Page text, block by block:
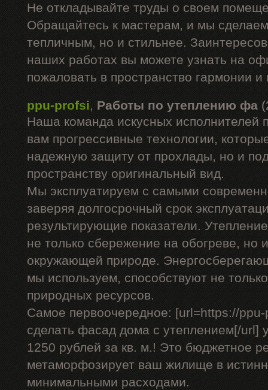
Не откладывайте труды о своем
Обращайтесь к мастерам, и мы
тепличным, но и стильнее.
наших работах вы можете узнать на
пожаловать в пространство гармонии
ppu-profsi, Работы по утеплению фа
Наша команда искусных исполнителей
вам прогрессивные технологии,
надежную защиту от прохлады, но и
пространству оригинальный вид.
Мы эксплуатируем с самыми
заверяя долгосрочный срок
результирующие показатели.
не только сбережение на обогреве, но
окружающей природе.
мы используем, способствуют не
природных ресурсов.
Самое первоочередное: [url=https://ppu-
сделать фасад дома с утеплением[/url]
1250 рублей за кв. м.! Это бюджетное
метаморфозирует ваш жилище в
минимальными расходами.